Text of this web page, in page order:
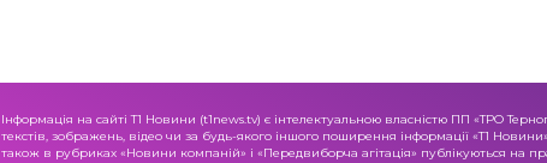
Інформація на сайті Т1 Новини (t1news.tv) є інтелектуальною власністю ПП «ТРО
текстів, зображень, відео чи за будь-якого іншого поширення інформації «Т1
також в рубриках «Новини компаній» і «Передвиборча агітація» публікуються на